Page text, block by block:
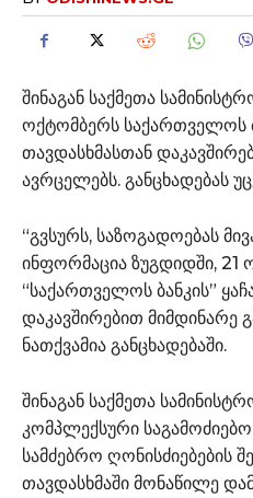
შინაგან საქმეთა
ოქტომბერს საქართველოს
თავდასხმასთან
ავრცელებს. განცხადებას
“გვსურს, საზოგადოებას
ინფორმაცია ზუგდიდში, 21
“საქართველოს ბანკის”
დაკავშირებით მიმდინარე
ნათქვამია განცხადებაში.
შინაგან საქმეთა
კომპლექსური
სამძებრო ღონისძიებების
თავდასხმაში მონაწილე